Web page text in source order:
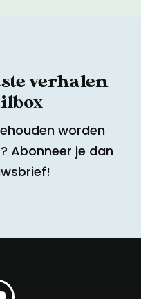
verhalen
worden
Abonneer je dan